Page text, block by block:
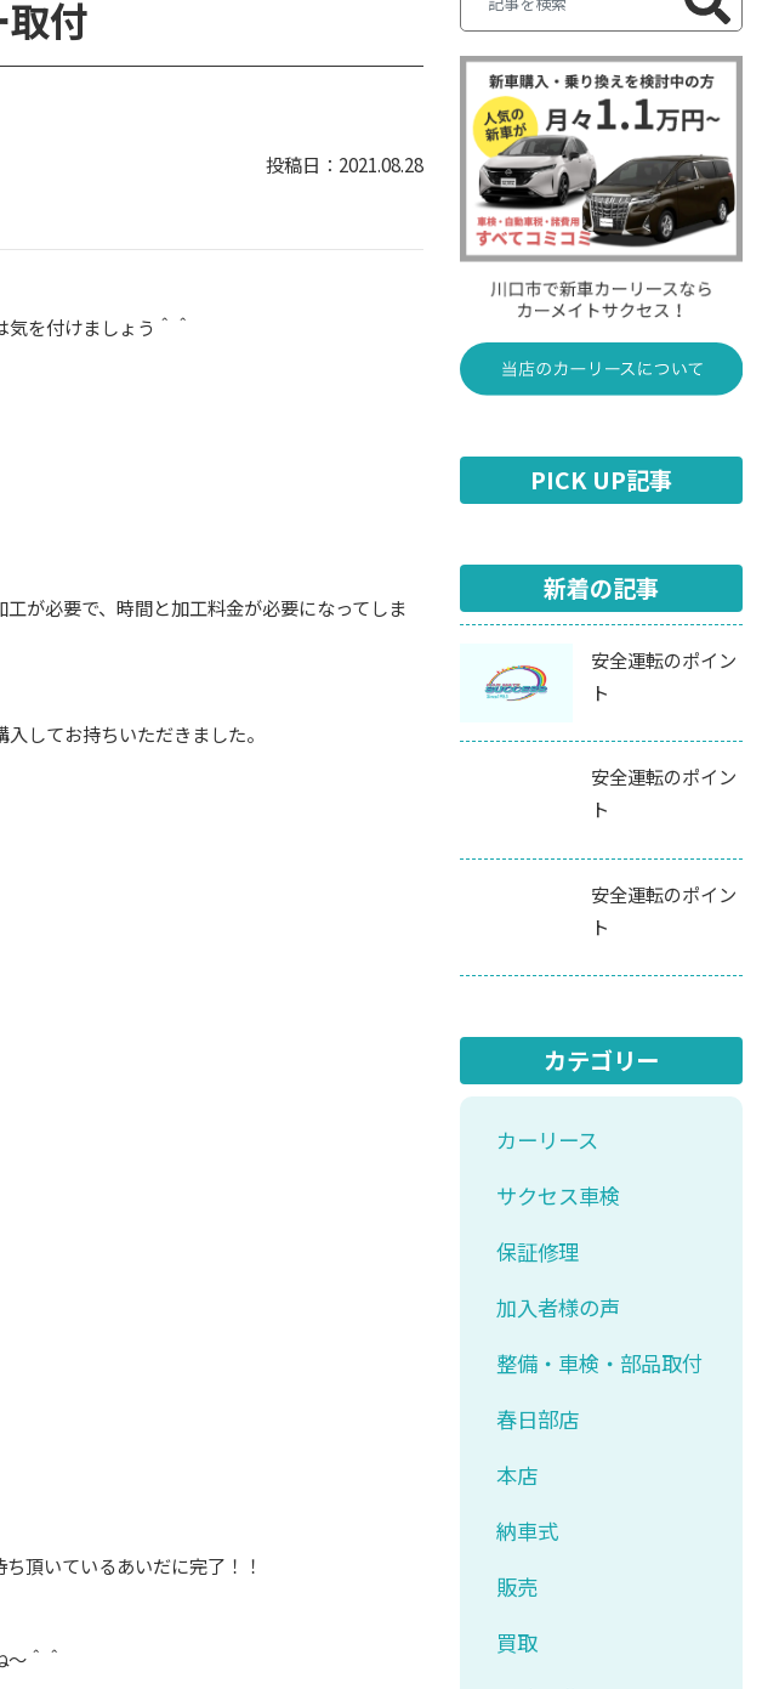
付
2021.08.28
を付けましょう＾＾
が必要で、時間と加工料金が必要になってしま
してお持ちいただきました。
頂いているあいだに完了！！
＾＾
PICK UP記事
新着の記事
安全運転のポイン
ト
安全運転のポイン
ト
安全運転のポイン
ト
カテゴリー
カーリース
サクセス車検
保証修理
加入者様の声
整備・車検・部品取付
春日部店
本店
納車式
販売
買取